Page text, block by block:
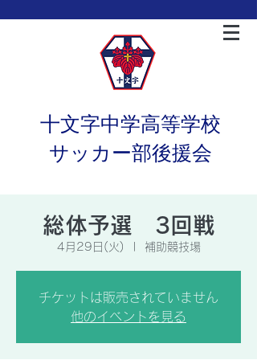
十文字中学高等学校
サッカー部後援会
総体予選 3回戦
4月29日(火) 補助競技場
チケットは販売されていません
他のイベントを見る